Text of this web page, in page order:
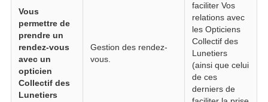
Vous
permettre de
prendre un
rendez-vous
avec un
opticien
Collectif des
Lunetiers
Gestion des rendez-
vous.
faciliter Vos
relations avec
les Opticiens
Collectif des
Lunetiers
(ainsi que celui
de ces
derniers de